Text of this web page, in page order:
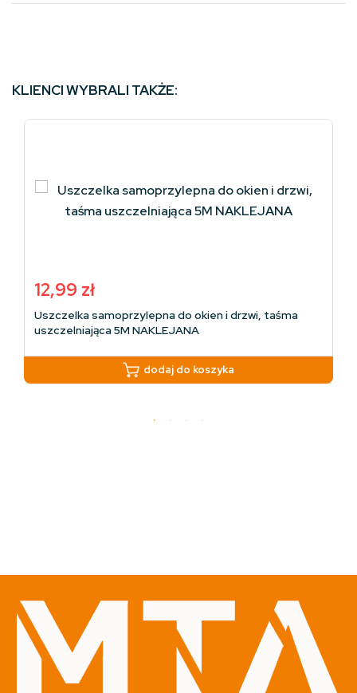
KLIENCI WYBRALI TAKŻE:
12,99 zł
Uszczelka samoprzylepna do okien i drzwi, taśma
uszczelniająca 5M NAKLEJANA
dodaj do koszyka